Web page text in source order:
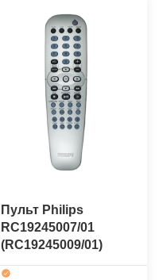
Пульт Philips
RC19245007/01
(RC19245009/01)
(оригинальный)